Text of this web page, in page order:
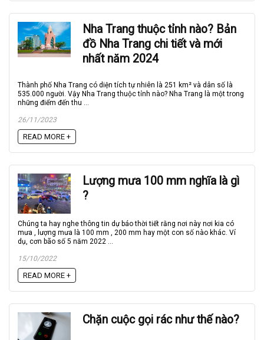
Nha Trang thuộc tỉnh nào? Bản
đồ Nha Trang chi tiết và mới
nhất năm 2024
Thành phố Nha Trang có diện tích tự nhiên là 251 km² và dân số là
535.000 người. Vậy Nha Trang thuộc tỉnh nào? Nha Trang là một trong
những điểm đến thu ...
26/11/2023
READ MORE +
Lượng mưa 100 mm nghĩa là gì
?
Chúng ta hay nghe thông tin dự báo thời tiết rằng nơi này nơi kia có
mưa , lượng mưa là 100 mm , 200 mm hay một con số nào khác. Ví
dụ, cơn bão số 5 năm 2022 ...
15/10/2022
READ MORE +
Chặn cuộc gọi rác như thế nào?